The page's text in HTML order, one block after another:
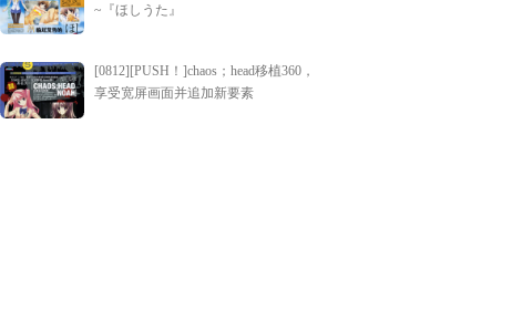
~『ほしうた』
[0812][PUSH！]chaos；head移植360，
享受宽屏画面并追加新要素